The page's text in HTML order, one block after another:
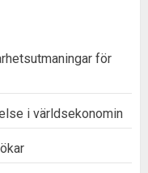
för
i världsekonomin